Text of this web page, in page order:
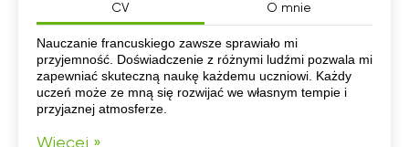
CV O mnie
CV
Nauczanie francuskiego zawsze sprawiało mi
przyjemność. Doświadczenie z różnymi ludźmi pozwala mi
zapewniać skuteczną naukę każdemu uczniowi. Każdy
uczeń może ze mną się rozwijać we własnym tempie i
przyjaznej atmosferze.
Więcej »